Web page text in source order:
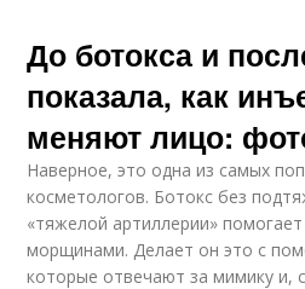
До ботокса и
показала, как
меняют лицо:
Наверное, это одна из самых
косметологов. Ботокс без
«тяжелой артиллерии»
морщинами. Делает он это с
которые отвечают за мимику и,